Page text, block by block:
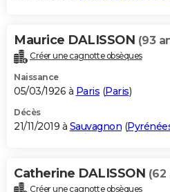
Maurice DALISSON (93
Créer une cagnotte obsèques
Naissance
05/03/1926 à Paris (Paris)
Décès
21/11/2019 à Sauvagnon (
Catherine DALISSON (62
Créer une cagnotte obsèques